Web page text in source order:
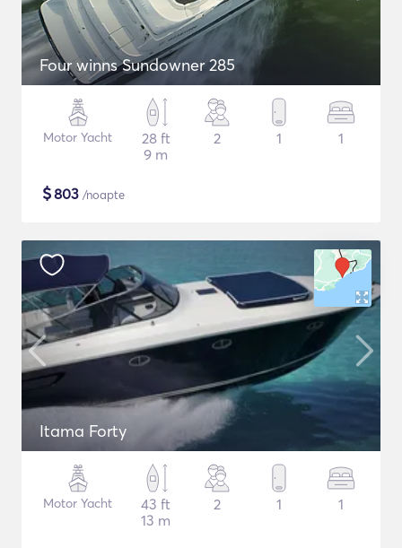
Four winns Sundowner 285
Motor Yacht
28 ft
9 m
2 1 1
$803 /noapte
Itama Forty
Motor Yacht
43 ft
13 m
2 1 1